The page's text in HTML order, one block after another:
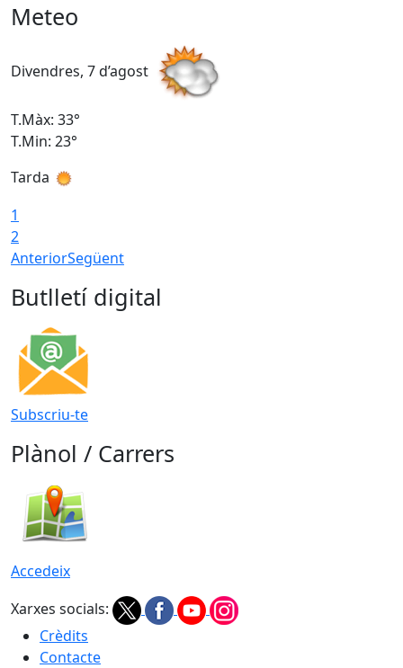
Meteo
Divendres, 7 d’agost
T.Màx: 33°
T.Min: 23°
Tarda
1
2
AnteriorSegüent
Butlletí digital
Subscriu-te
Plànol / Carrers
Accedeix
Xarxes socials:
Crèdits
Contacte